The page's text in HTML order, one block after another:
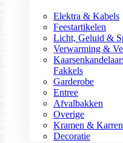
Elektra & Kabels
Feestartikelen
Licht, Geluid &
Verwarming &
Fakkels
Garderobe
Entree
Afvalbakken
Overige
Kramen & Karren
Decoratie